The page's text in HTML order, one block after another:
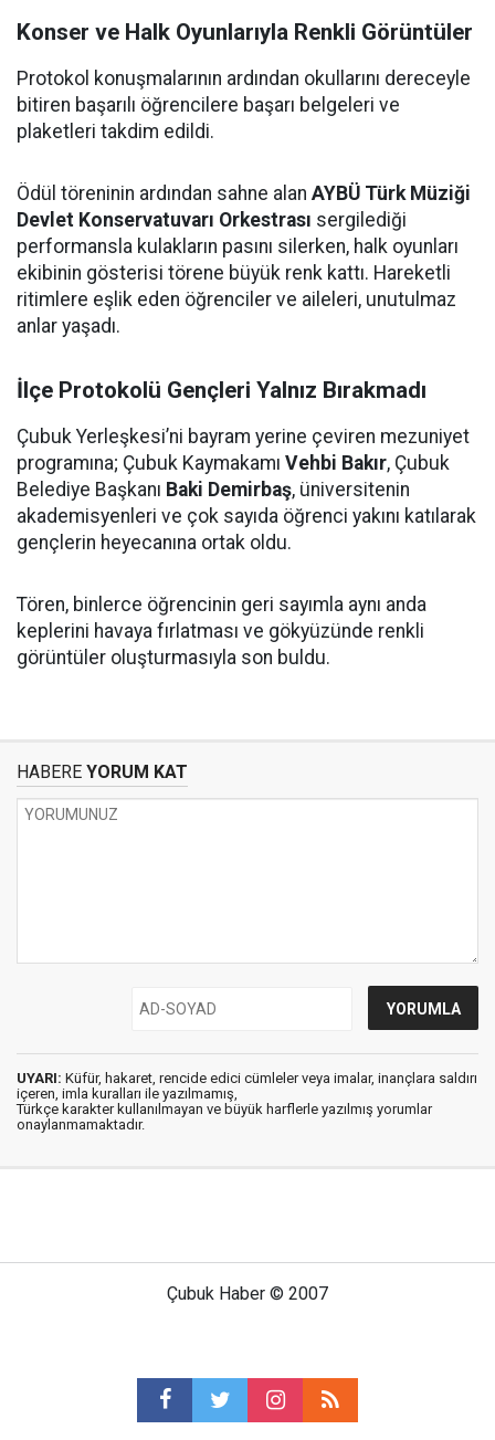
Konser ve Halk Oyunlarıyla Renkli Görüntüler
Protokol konuşmalarının ardından okullarını dereceyle
bitiren başarılı öğrencilere başarı belgeleri ve
plaketleri takdim edildi.
Ödül töreninin ardından sahne alan AYBÜ Türk Müziği
Devlet Konservatuvarı Orkestrası sergilediği
performansla kulakların pasını silerken, halk oyunları
ekibinin gösterisi törene büyük renk kattı. Hareketli
ritimlere eşlik eden öğrenciler ve aileleri, unutulmaz
anlar yaşadı.
İlçe Protokolü Gençleri Yalnız Bırakmadı
Çubuk Yerleşkesi’ni bayram yerine çeviren mezuniyet
programına; Çubuk Kaymakamı Vehbi Bakır, Çubuk
Belediye Başkanı Baki Demirbaş, üniversitenin
akademisyenleri ve çok sayıda öğrenci yakını katılarak
gençlerin heyecanına ortak oldu.
Tören, binlerce öğrencinin geri sayımla aynı anda
keplerini havaya fırlatması ve gökyüzünde renkli
görüntüler oluşturmasıyla son buldu.
HABERE YORUM KAT
UYARI: Küfür, hakaret, rencide edici cümleler veya imalar, inançlara saldırı
içeren, imla kuralları ile yazılmamış,
Türkçe karakter kullanılmayan ve büyük harflerle yazılmış yorumlar
onaylanmamaktadır.
Çubuk Haber © 2007